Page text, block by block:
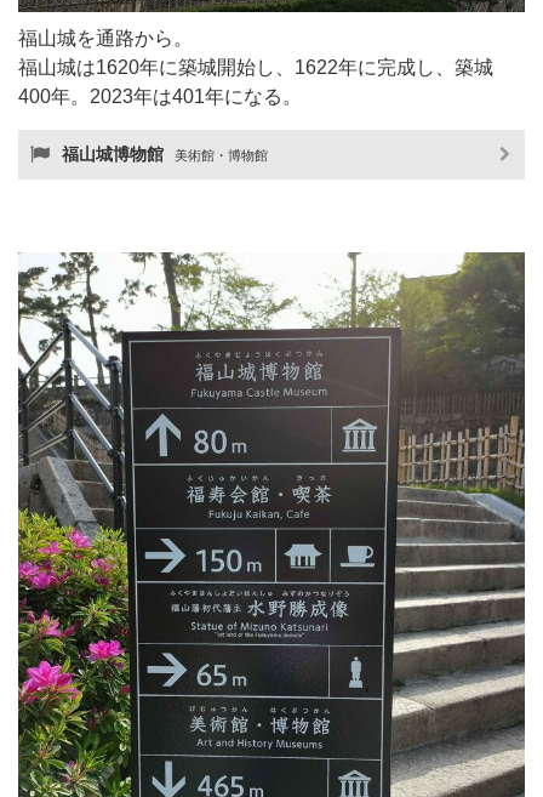
福山城を通路から。
福山城は1620年に築城開始し、1622年に完成し、築城
400年。2023年は401年になる。
福山城博物館 美術館・博物館